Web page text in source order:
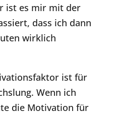
ist es mir mit der
dass ich dann
wirklich
ist für
Wenn ich
die Motivation für